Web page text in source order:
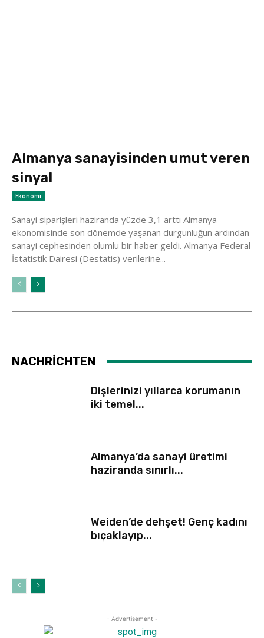
Almanya sanayisinden umut veren
sinyal
Ekonomi
Sanayi siparişleri haziranda yüzde 3,1 arttı Almanya
ekonomisinde son dönemde yaşanan durgunluğun ardından
sanayi cephesinden olumlu bir haber geldi. Almanya Federal
İstatistik Dairesi (Destatis) verilerine...
NACHRİCHTEN
Dişlerinizi yıllarca korumanın
iki temel...
Almanya’da sanayi üretimi
haziranda sınırlı...
Weiden’de dehşet! Genç kadını
bıçaklayıp...
- Advertisement -